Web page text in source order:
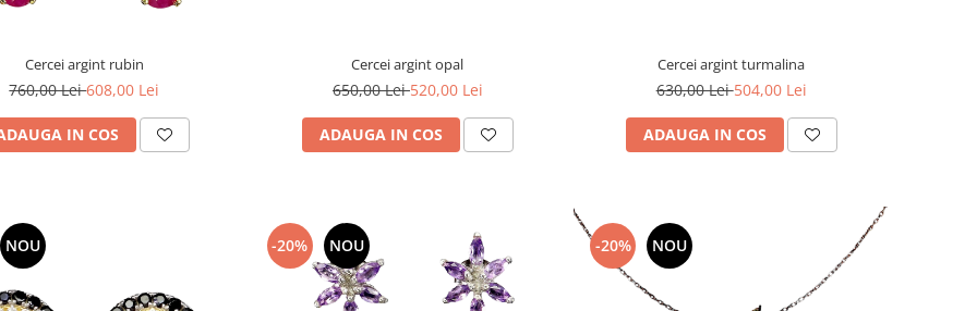
Cercei argint rubin
760,00 Lei608,00 Lei
IN COS
Cercei argint opal
650,00 Lei520,00 Lei
ADAUGA IN COS
Cercei argint turmalina
630,00 Lei504,00 Lei
ADAUGA IN COS
NOU -20% NOU -20% NOU